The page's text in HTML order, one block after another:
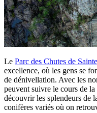
Le Parc des Chutes de
excellence, où les gens se
de dénivellation. Avec les
peuvent suivre le cours de
découvrir les splendeurs de
conifères variés où on